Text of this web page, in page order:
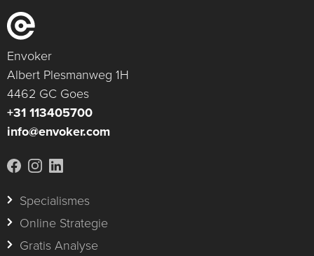
Envoker
Albert Plesmanweg 1H
4462 GC Goes
+31 113405700
info@envoker.com
Specialismes
Online Strategie
Gratis Analyse